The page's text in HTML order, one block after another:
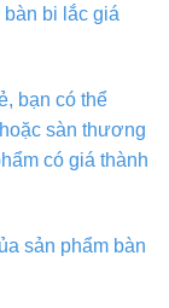
bi lắc giá
bạn có thể
sàn thương
có giá thành
sản phẩm bàn